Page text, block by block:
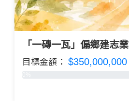
「一磚一瓦」偏鄉建志業
目標金額： $350,000,000